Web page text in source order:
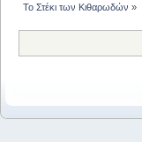
Το Στέκι των Κιθαρωδών »